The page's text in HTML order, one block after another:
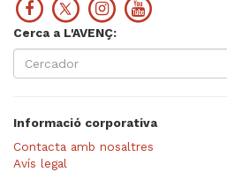
Cerca a L'AVENÇ:
Informació corporativa
Contacta amb nosaltres
Avís legal